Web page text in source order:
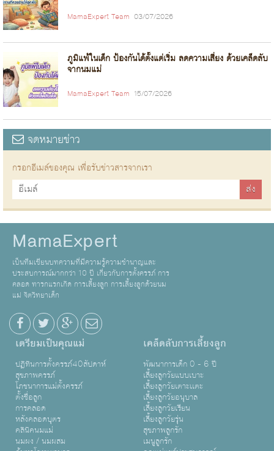
MamaExpert Team 03/07/2026
ภูมิแพ้ในเด็ก ป้องกันได้ตั้งแต่เริ่ม ลดความเสี่ยง ด้วยเคล็ดลับ
จากนมแม่
MamaExpert Team 15/07/2026
จดหมายข่าว
กรอกอีเมล์ของคุณ เพื่อรับข่าวสารจากเรา
MamaExpert
เป็นทีมเขียนบทความที่มีความรู้ความชำนาญและ
ประสบการณ์มากกว่า 10 ปี เกี่ยวกับการตั้งครรภ์ การ
คลอด ทารกแรกเกิด การเลี้ยงลูก การเลี้ยงลูกด้วยนม
แม่ จิตวิทยาเด็ก
เตรียมเป็นคุณแม่
ปฏิทินการตั้งครรภ์40สัปดาห์
สุขภาพครรภ์
โภชนาการแม่ตั้งครรภ์
ตั้งชื่อลูก
การคลอด
หลังคลอดบุตร
คลินิคนมแม่
นมผง / นมผสม
เคล็ดลับการเลี้ยงลูก
พัฒนาการเด็ก 0 - 6 ปี
เลี้ยงลูกวัยแบบเบาะ
เลี้ยงลูกวัยเตาะเเตะ
เลี้ยงลูกวัยอนุบาล
เลี้ยงลูกวัยเรียน
เลี้ยงลูกวัยรุ่น
สุขภาพลูกรัก
เมนูลูกรัก